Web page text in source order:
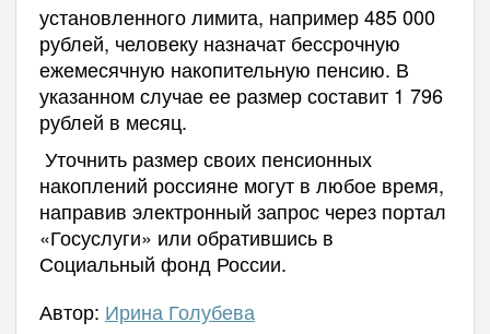
установленного лимита, например 485 000
рублей, человеку назначат бессрочную
ежемесячную накопительную пенсию. В
указанном случае ее размер составит 1 796
рублей в месяц.
Уточнить размер своих пенсионных
накоплений россияне могут в любое время,
направив электронный запрос через портал
«Госуслуги» или обратившись в
Социальный фонд России.
Автор: Ирина Голубева